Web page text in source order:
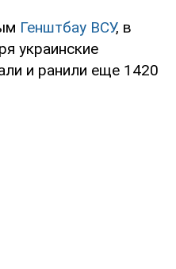
Генштбау ВСУ, в
украинские
и ранили еще 1420